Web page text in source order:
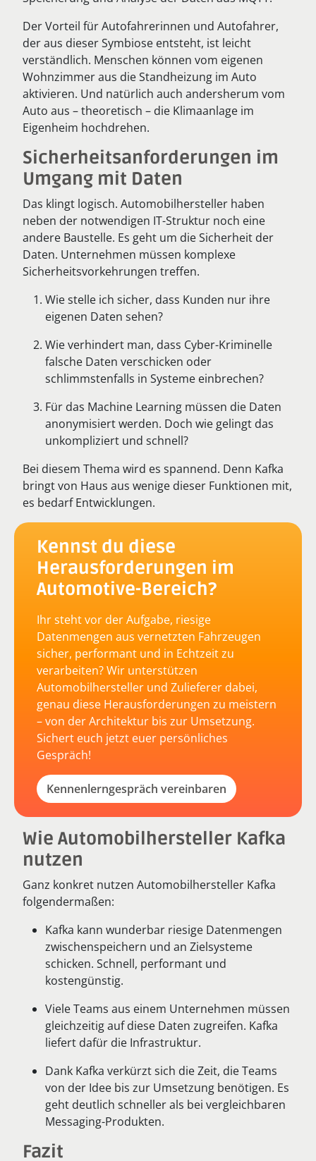
Der Vorteil für Autofahrerinnen und Autofahrer,
der aus dieser Symbiose entsteht, ist leicht
verständlich. Menschen können vom eigenen
Wohnzimmer aus die Standheizung im Auto
aktivieren. Und natürlich auch andersherum vom
Auto aus – theoretisch – die Klimaanlage im
Eigenheim hochdrehen.
Sicherheitsanforderungen im
Umgang mit Daten
Das klingt logisch. Automobilhersteller haben
neben der notwendigen IT-Struktur noch eine
andere Baustelle. Es geht um die Sicherheit der
Daten. Unternehmen müssen komplexe
Sicherheitsvorkehrungen treffen.
Wie stelle ich sicher, dass Kunden nur ihre
eigenen Daten sehen?
Wie verhindert man, dass Cyber-Kriminelle
falsche Daten verschicken oder
schlimmstenfalls in Systeme einbrechen?
Für das Machine Learning müssen die Daten
anonymisiert werden. Doch wie gelingt das
unkompliziert und schnell?
Bei diesem Thema wird es spannend. Denn Kafka
bringt von Haus aus wenige dieser Funktionen mit,
es bedarf Entwicklungen.
Kennst du diese
Herausforderungen im
Automotive-Bereich?
Ihr steht vor der Aufgabe, riesige
Datenmengen aus vernetzten Fahrzeugen
sicher, performant und in Echtzeit zu
verarbeiten? Wir unterstützen
Automobilhersteller und Zulieferer dabei,
genau diese Herausforderungen zu meistern
– von der Architektur bis zur Umsetzung.
Sichert euch jetzt euer persönliches
Gespräch!
Kennenlerngespräch vereinbaren
Wie Automobilhersteller Kafka
nutzen
Ganz konkret nutzen Automobilhersteller Kafka
folgendermaßen:
Kafka kann wunderbar riesige Datenmengen
zwischenspeichern und an Zielsysteme
schicken. Schnell, performant und
kostengünstig.
Viele Teams aus einem Unternehmen müssen
gleichzeitig auf diese Daten zugreifen. Kafka
liefert dafür die Infrastruktur.
Dank Kafka verkürzt sich die Zeit, die Teams
von der Idee bis zur Umsetzung benötigen. Es
geht deutlich schneller als bei vergleichbaren
Messaging-Produkten.
Fazit